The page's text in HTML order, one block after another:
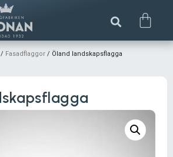
/ Fasadflaggor / Öland landskapsflagga